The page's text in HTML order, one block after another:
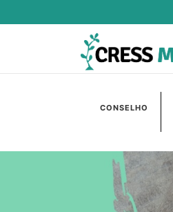
CONSELHO